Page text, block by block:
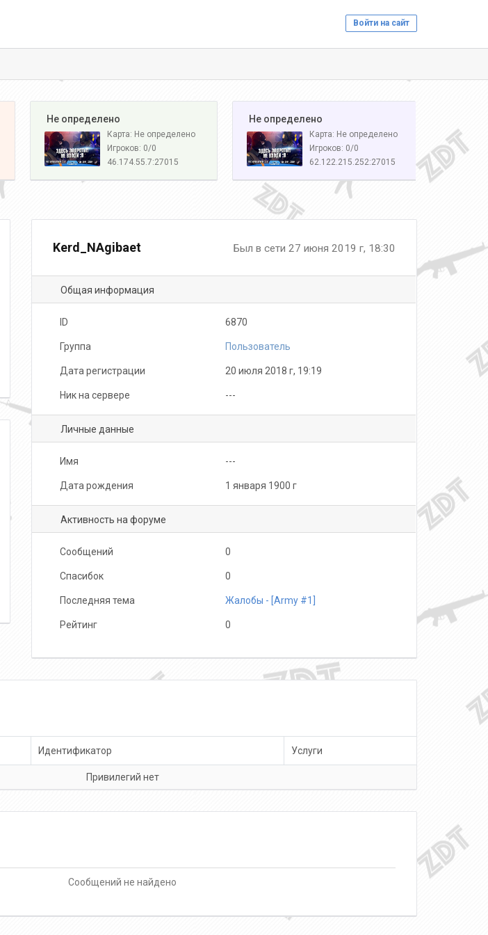
Войти на сайт
️ Не определено
Карта: Не определено
Игроков: 0/0
46.174.55.7:27015
️ Не определено
Карта: Не определено
Игроков: 0/0
62.122.215.252:27015
Kerd_NAgibaet Был в сети 27 июня 2019 г, 18:30
Общая информация
ID 6870
Группа Пользователь
Дата регистрации 20 июля 2018 г, 19:19
Ник на сервере ---
Личные данные
Имя ---
Дата рождения 1 января 1900 г
Активность на форуме
Сообщений 0
Спасибок 0
Последняя тема Жалобы - [Army #1]
Рейтинг 0
Идентификатор Услуги
Привилегий нет
Сообщений не найдено